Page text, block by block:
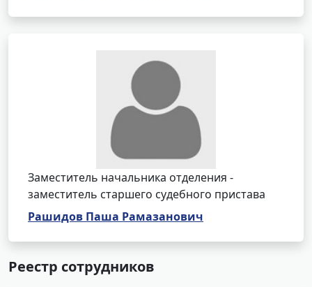
Заместитель начальника отделения -
заместитель старшего судебного пристава
Рашидов Паша Рамазанович
Реестр сотрудников